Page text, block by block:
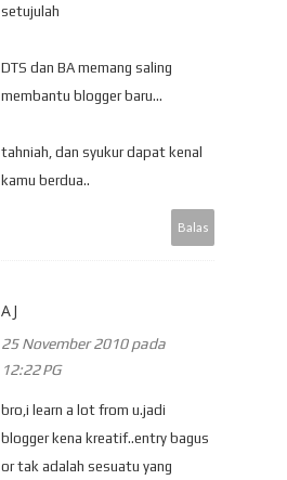
setujulah
DTS dan BA memang saling
membantu blogger baru...
tahniah, dan syukur dapat kenal
kamu berdua..
Balas
AJ
25 November 2010 pada
12:22 PG
bro,i learn a lot from u.jadi
blogger kena kreatif..entry bagus
or tak adalah sesuatu yang